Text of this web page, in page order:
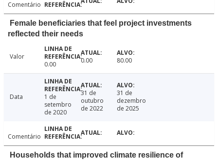
Comentário
Female beneficiaries that feel project investments
reflected their needs
Valor
0.00
0.00 80.00
Data
1 de
setembro
de 2020
31 de
outubro
de 2022
31 de
dezembro
de 2025
Comentário
Households that improved climate resilience of